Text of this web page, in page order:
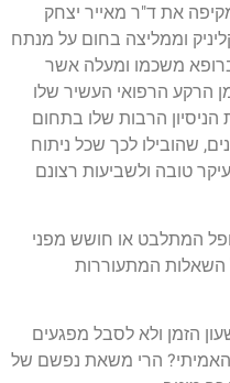
את ד"ר מאייר יצחק
וממליצה בחום על מנתח
משכמו ומעלה אשר
הרקע הרפואי העשיר שלו
הרבות שלו בתחום
שהובילו לכך שכל ניתוח
טובה ולשביעות רצונם
המתלבט או חושש מפני
השאלות המתעוררות
הזמן ולא לסבל מפגעים
האמיתי? הרי משאת נפשם של